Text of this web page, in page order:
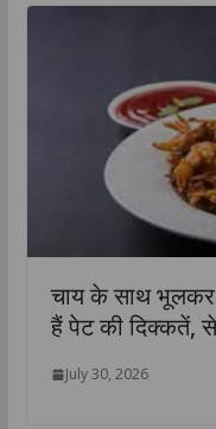
चाय के साथ
हैं पेट की दिक्कतें,
July 30, 2026